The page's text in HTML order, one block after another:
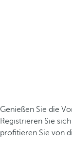
Genießen Sie die
Registrieren Sie
profitieren Sie von